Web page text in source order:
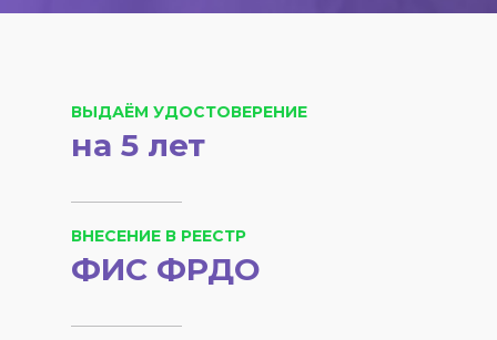
ВЫДАЁМ УДОСТОВЕРЕНИЕ
на 5 лет
ВНЕСЕНИЕ В РЕЕСТР
ФИС ФРДО